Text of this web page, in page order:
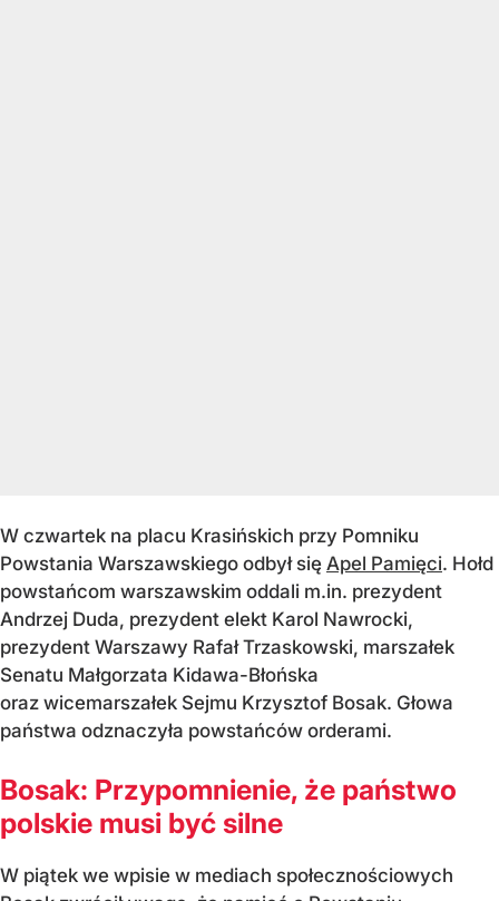
W czwartek na placu Krasińskich przy Pomniku
Powstania Warszawskiego odbył się Apel Pamięci. Hołd
powstańcom warszawskim oddali m.in. prezydent
Andrzej Duda, prezydent elekt Karol Nawrocki,
prezydent Warszawy Rafał Trzaskowski, marszałek
Senatu Małgorzata Kidawa-Błońska
oraz wicemarszałek Sejmu Krzysztof Bosak. Głowa
państwa odznaczyła powstańców orderami.
Bosak: Przypomnienie, że państwo
polskie musi być silne
W piątek we wpisie w mediach społecznościowych